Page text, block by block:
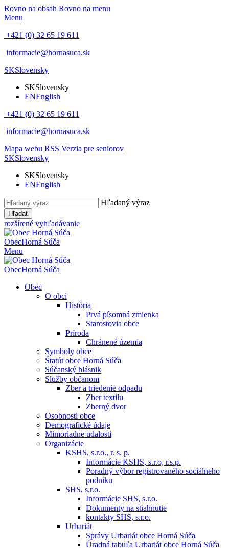
Rovno na obsah Rovno na menu
Menu
+421 (0) 32 65 19 611
informacie@hornasuca.sk
SKSlovensky
SKSlovensky
ENEnglish
+421 (0) 32 65 19 611
informacie@hornasuca.sk
Mapa webu RSS Verzia pre seniorov
SKSlovensky
SKSlovensky
ENEnglish
Hľadaný výraz
Hľadať
rozšírené vyhľadávanie
ObecHorná Súča
Menu
ObecHorná Súča
Obec
O obci
História
Prvá písomná zmienka
Starostovia obce
Príroda
Chránené územia
Symboly obce
Štatút obce Horná Súča
Súčanský hlásnik
Služby občanom
Zber a triedenie odpadu
Zber textilu
Zberný dvor
Osobnosti obce
Demografické údaje
Mimoriadne udalosti
Organizácie
KSHS, s.r.o., r. s. p.
Informácie KSHS, s.r.o, r.s.p.
Poradný výbor registrovaného sociálneho
podniku
SHS, s.r.o.
Informácie SHS, s.r.o.
Dokumenty na stiahnutie
kontakty SHS, s.r.o.
Urbariát
Správy Urbariát obce Horná Súča
Úradná tabuľa Urbariát obce Horná Súča